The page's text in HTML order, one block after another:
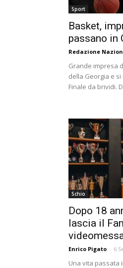
Sport
Basket,
passano in
Redazione
Grande impresa
della Georgia e
Finale da brividi.
Schio
Dopo 18
lascia il
Enrico Pigato - 6
Una vita passata